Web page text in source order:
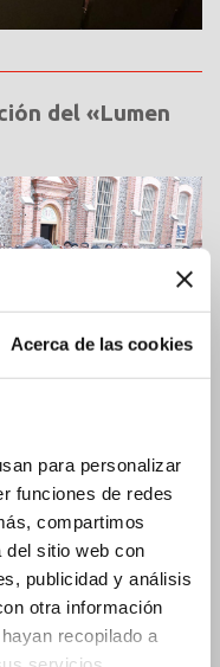
Acerca de las cookies
para personalizar
funciones de redes
compartimos
del sitio web con
publicidad y análisis
otra información
recopilado a
del «Lumen
de plata